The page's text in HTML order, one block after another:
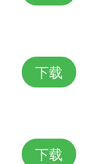
下载
下载